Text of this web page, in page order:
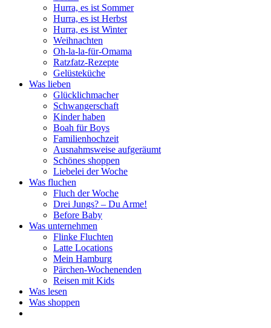
Hurra, es ist Sommer
Hurra, es ist Herbst
Hurra, es ist Winter
Weihnachten
Oh-la-la-für-Omama
Ratzfatz-Rezepte
Gelüsteküche
Was lieben
Glücklichmacher
Schwangerschaft
Kinder haben
Boah für Boys
Familienhochzeit
Ausnahmsweise aufgeräumt
Schönes shoppen
Liebelei der Woche
Was fluchen
Fluch der Woche
Drei Jungs? – Du Arme!
Before Baby
Was unternehmen
Flinke Fluchten
Latte Locations
Mein Hamburg
Pärchen-Wochenenden
Reisen mit Kids
Was lesen
Was shoppen